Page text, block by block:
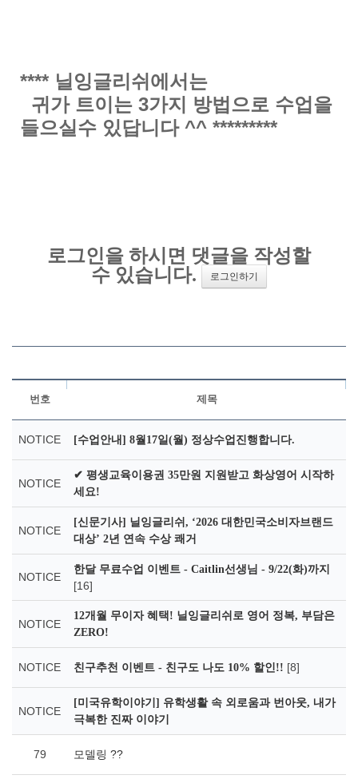
**** 닐잉글리쉬에서는
귀가 트이는 3가지 방법으로 수업을
들으실수 있답니다 ^^ *********